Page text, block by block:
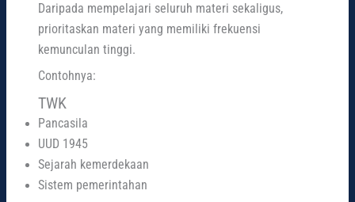
Daripada mempelajari seluruh materi sekaligus,
prioritaskan materi yang memiliki frekuensi
kemunculan tinggi.
Contohnya:
TWK
Pancasila
UUD 1945
Sejarah kemerdekaan
Sistem pemerintahan